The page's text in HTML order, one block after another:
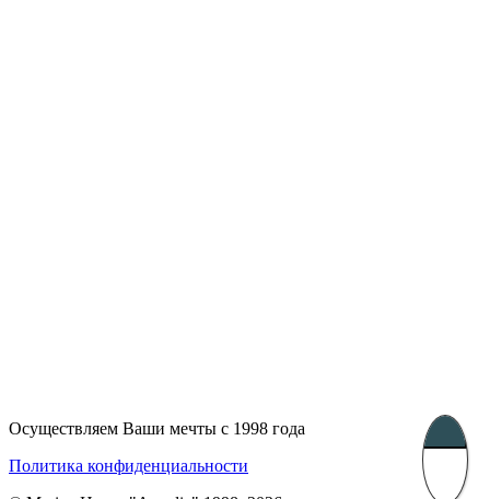
Осуществляем Ваши мечты с 1998 года
Политика конфиденциальности